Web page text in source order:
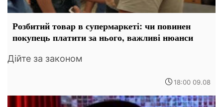
Розбитий товар в супермаркеті: чи повинен
покупець платити за нього, важливі нюанси
Дійте за законом
18:00 09.08